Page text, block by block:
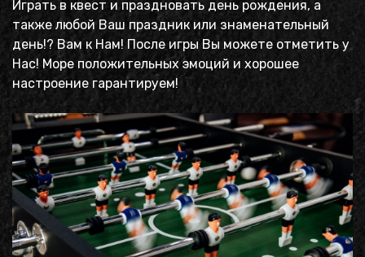
Играть в квест и праздновать день рождения, а
также любой Ваш праздник или знаменательный
день!? Вам к Нам! После игры Вы можете отметить у
Нас! Море положительных эмоций и хорошее
настроение гарантируем!